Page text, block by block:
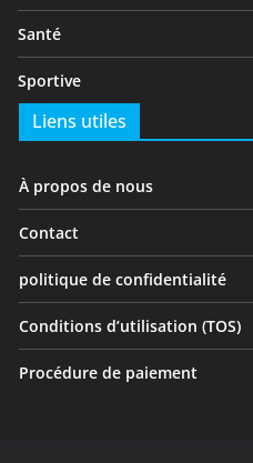
Santé
Sportive
Liens utiles
À propos de nous
Contact
politique de confidentialité
Conditions d’utilisation (TOS)
Procédure de paiement